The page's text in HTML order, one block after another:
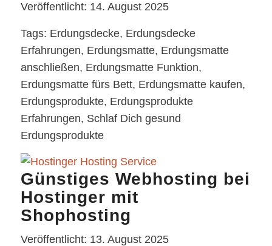
Veröffentlicht: 14. August 2025
Tags: Erdungsdecke, Erdungsdecke
Erfahrungen, Erdungsmatte, Erdungsmatte
anschließen, Erdungsmatte Funktion,
Erdungsmatte fürs Bett, Erdungsmatte kaufen,
Erdungsprodukte, Erdungsprodukte
Erfahrungen, Schlaf Dich gesund
Erdungsprodukte
Günstiges Webhosting bei
Hostinger mit
Shophosting
Veröffentlicht: 13. August 2025